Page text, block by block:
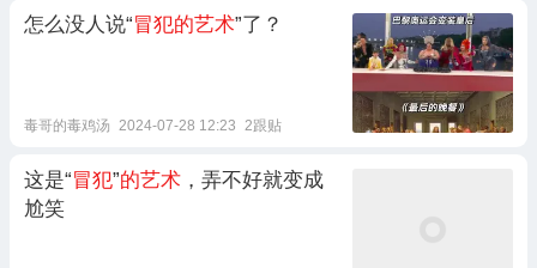
怎么没人说“冒犯的艺术”了？
毒哥的毒鸡汤 2024-07-28 12:23 2跟贴
这是“冒犯”的艺术 ，弄不好就变成
尬笑